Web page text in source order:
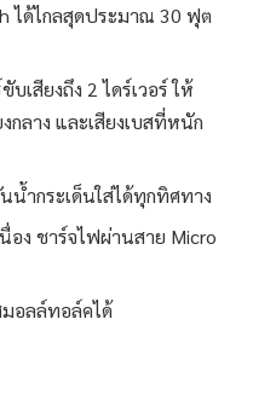
ได้ไกลสุดประมาณ 30 ฟุต
เสียงถึง 2 ไดร์เวอร์ ให้
กลาง และเสียงเบสที่หนัก
น้ำกระเด็นใส่ได้ทุกทิศทาง
อง ชาร์จไฟผ่านสาย Micro
อลล์ทอล์คได้